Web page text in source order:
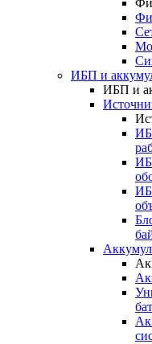
ИБП и
ИБП и